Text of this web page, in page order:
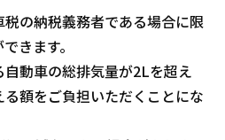
の納税義務者である場合に限
きます。
動車の総排気量が2Lを超え
額をご負担いただくことにな